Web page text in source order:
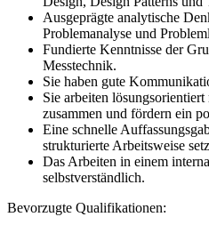
Ausgeprägte analytische
Problemanalyse und
Fundierte Kenntnisse der
Messtechnik.
Sie haben gute
Sie arbeiten
zusammen und fördern ein
Eine schnelle
strukturierte Arbeitsweise
Das Arbeiten in einem
selbstverständlich.
Bevorzugte Qualifikationen: